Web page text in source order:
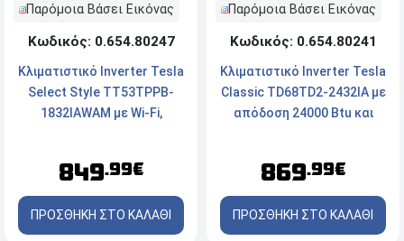
Παρόμοια Βάσει Εικόνας
Κωδικός: 0.654.80247
Κλιματιστικό Inverter Tesla
Select Style TT53TPPB-
1832IAWAM με Wi-Fi,
κλάση A++/A+++ - Black
849.99€
ΠΡΟΣΘΗΚΗ ΣΤΟ ΚΑΛΑΘΙ
Παρόμοια Βάσει Εικόνας
Κωδικός: 0.654.80241
Κλιματιστικό Inverter Tesla
Classic TD68TD2-2432IA με
απόδοση 24000 Btu και
869.99€
ΠΡΟΣΘΗΚΗ ΣΤΟ ΚΑΛΑΘΙ